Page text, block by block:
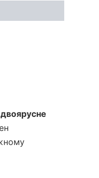
двоярусне